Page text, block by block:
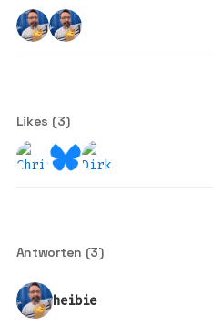
Likes (3)
Antworten (3)
heibie